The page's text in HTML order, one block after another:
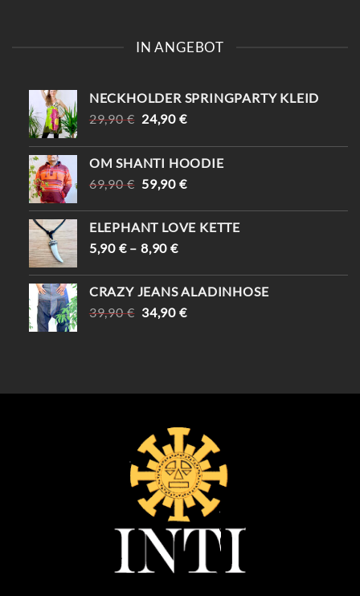
IN ANGEBOT
NECKHOLDER SPRINGPARTY KLEID
29,90€ URSPRÜNGLICHER
WAR:
29,90 €
24,90 €AKTUELLER
IST:
24,90 €.
OM SHANTI HOODIE
69,90€ URSPRÜNGLICHER
WAR:
69,90 €
59,90 €AKTUELLER
IST:
59,90 €.
ELEPHANT LOVE KETTE
5,90 €–8,90€
CRAZY JEANS ALADINHOSE
39,90€ URSPRÜNGLICHER
34,90 €AKTUELLER